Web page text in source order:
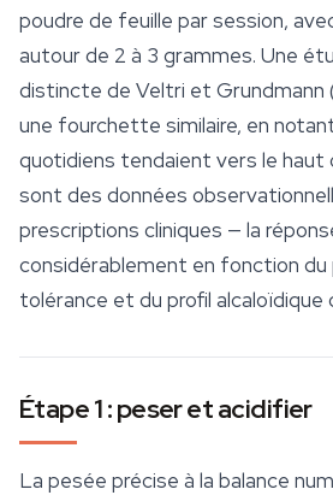
poudre de feuille par session,
autour de 2 à 3 grammes. Une
distincte de Veltri et Grundmann
une fourchette similaire, en
quotidiens tendaient vers le haut
sont des données
prescriptions cliniques — la
considérablement en fonction du
tolérance et du profil alcaloïdique
Étape 1 : peser et acidifier
La pesée précise à la balance